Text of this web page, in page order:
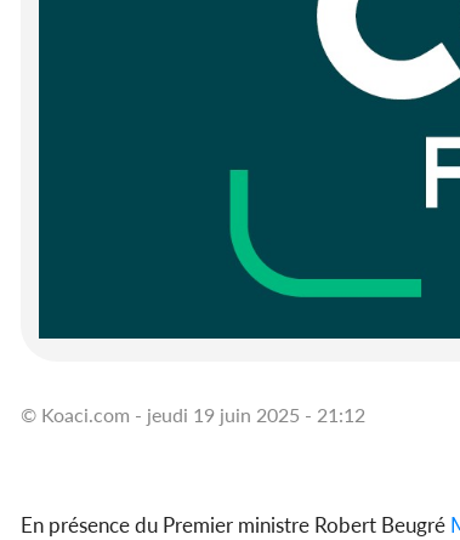
© Koaci.com - jeudi 19 juin 2025 - 21:12
En présence du Premier ministre Robert Beugré